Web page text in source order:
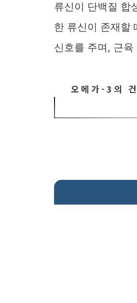
류신이 단백질 합
한 류신이 존재할
신호를 주며, 근
오메가-3의